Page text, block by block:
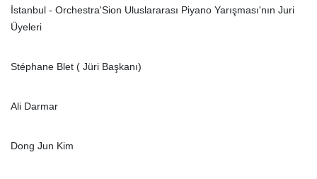
İstanbul - Orchestra'Sion Uluslararası Piyano Yarışması'nın Juri
Üyeleri
Stéphane Blet ( Jüri Başkanı)
Ali Darmar
Dong Jun Kim